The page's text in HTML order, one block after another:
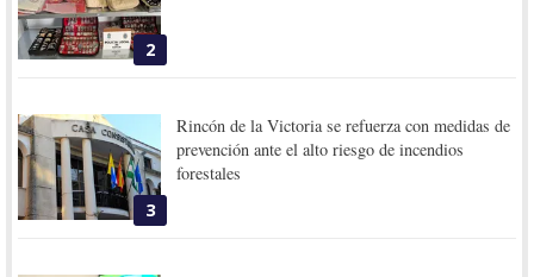
2
3
Rincón de la Victoria se refuerza con medidas de
prevención ante el alto riesgo de incendios
forestales